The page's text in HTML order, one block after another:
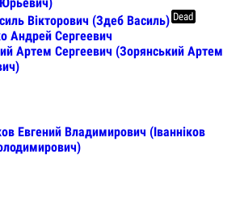
Вікторович (Здеб Василь) Dead
Андрей Сергеевич
Артем Сергеевич (Зорянський Артем
Евгений Владимирович (Іванніков